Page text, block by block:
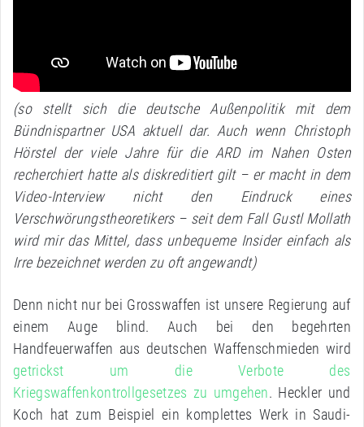
(so stellt sich die deutsche Außenpolitik mit dem
Bündnispartner USA aktuell dar. Auch wenn Christoph
Hörstel der viele Jahre für die ARD im Nahen Osten
recherchiert hatte als diskreditiert gilt – er macht in dem
Video-Interview nicht den Eindruck eines
Verschwörungstheoretikers – seit dem Fall Gustl Mollath
wird mir das Mittel, dass unbequeme Insider einfach als
Irre bezeichnet werden zu oft angewandt)
Denn nicht nur bei Grosswaffen ist unsere Regierung auf
einem Auge blind. Auch bei den begehrten
Handfeuerwaffen aus deutschen Waffenschmieden wird
getrickst um die Verbote des
Kriegswaffenkontrollgesetzes zu umgehen. Heckler und
Koch hat zum Beispiel ein komplettes Werk in Saudi-